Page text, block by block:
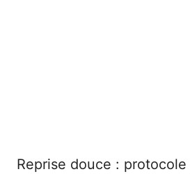
Reprise douce :